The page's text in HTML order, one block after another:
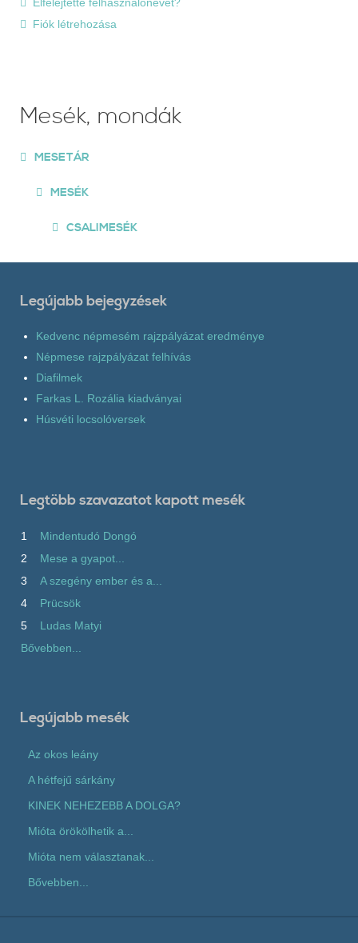
Fiók létrehozása
Mesék, mondák
MESETÁR
MESÉK
CSALIMESÉK
Legújabb bejegyzések
Kedvenc népmesém rajzpályázat eredménye
Népmese rajzpályázat felhívás
Diafilmek
Farkas L. Rozália kiadványai
Húsvéti locsolóversek
Legtöbb szavazatot kapott mesék
1
Mindentudó Dongó
2
Mese a gyapot...
3
A szegény ember és a...
4
Prücsök
5
Ludas Matyi
Bővebben...
Legújabb mesék
Az okos leány
A hétfejű sárkány
KINEK NEHEZEBB A DOLGA?
Mióta örökölhetik a...
Mióta nem választanak...
Bővebben...